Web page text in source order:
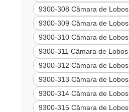
9300-308 Câmara de Lobos
9300-309 Câmara de Lobos
9300-310 Câmara de Lobos
9300-311 Câmara de Lobos
9300-312 Câmara de Lobos
9300-313 Câmara de Lobos
9300-314 Câmara de Lobos
9300-315 Câmara de Lobos